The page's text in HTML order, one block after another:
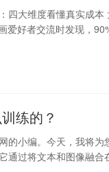
四大维度看懂真实成本
爱好者交流时发现，
练的？
的小编。今天，我将
通过将文本和图像融